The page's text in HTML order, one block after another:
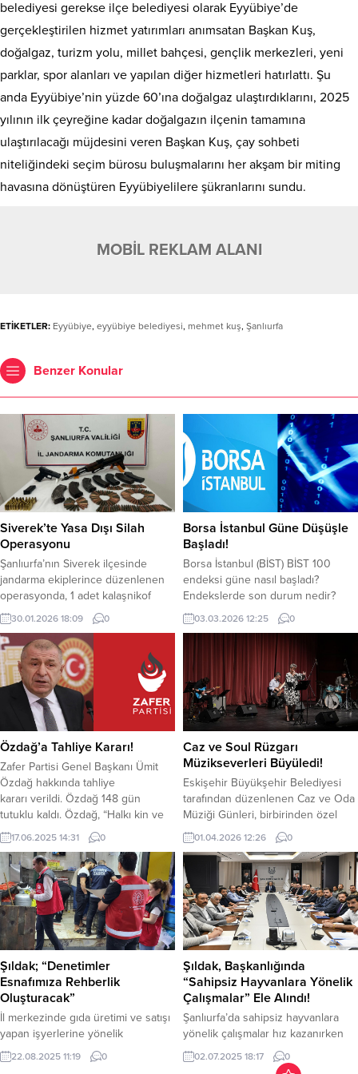
belediyesi gerekse ilçe belediyesi olarak Eyyübiye’de
gerçekleştirilen hizmet yatırımları anımsatan Başkan Kuş,
doğalgaz, turizm yolu, millet bahçesi, gençlik merkezleri, yeni
parklar, spor alanları ve yapılan diğer hizmetleri hatırlattı. Şu
anda Eyyübiye’nin yüzde 60’ına doğalgaz ulaştırdıklarını, 2025
yılının ilk çeyreğine kadar doğalgazın ilçenin tamamına
ulaştırılacağı müjdesini veren Başkan Kuş, çay sohbeti
niteliğindeki seçim bürosu buluşmalarını her akşam bir miting
havasına dönüştüren Eyyübiyelilere şükranlarını sundu.
MOBİL REKLAM ALANI
ETİKETLER: Eyyübiye, eyyübiye belediyesi, mehmet kuş, Şanlıurfa
Benzer Konular
Siverek’te Yasa Dışı Silah
Operasyonu
Şanlıurfa’nın Siverek ilçesinde
jandarma ekiplerince düzenlenen
operasyonda, 1 adet kalaşnikof
piyade tüfeği, ruhsatsız tabanca ve
çok sayıda mühimmat ele geçirildi.
Olayla ilgili 2 şüpheli hakkında adli
işlem başlatıldı. Şanlıurfa İl
Jandarma Komutanlığı tarafından
“Yasa Dışı ve Ruhsatsız
Silahlanmayla Mücadele
Kapsamında” yürütülen çalışmalar
kapsamında, 29 Ocak 2026
tarihinde Siverek ilçesi Karacadağ...
30.01.2026 18:09 0
Borsa İstanbul Güne Düşüşle
Başladı!
Borsa İstanbul (BİST) BİST 100
endeksi güne nasıl başladı?
Endekslerde son durum nedir?
Haftanın ikinci işlem gününde,
Borsa İstanbul BİST 100 endeksi
güne düşüşle başladı. BİST 100
endeksi güne yaklaşık yüzde 0,38
azalışla 13.296,03 puandan başladı.
BİST 100 endeksi önceki gün
kapanışı 13.346,43 puandan yaptı.
BİST 100 endeksi saat 12.23...
03.03.2026 12:25 0
Özdağ’a Tahliye Kararı!
Zafer Partisi Genel Başkanı Ümit
Özdağ hakkında tahliye
kararı verildi. Özdağ 148 gün
tutuklu kaldı. Özdağ, “Halkı kin ve
düşmanlığa alenen tahrik
etme” suçlamasıyla 148 gün önce
tutuklanmıştı. Bugün ikinci kez
hakim karşısına çıkan Özdağ,
hakkında tahliye kararı verildi.
İstanbul 18. Asliye Ceza
Mahkemesi, Tutuklu olan
Özdağ’a, 2 yıl 4 ay 3 gün...
17.06.2025 14:31 0
Caz ve Soul Rüzgarı
Müzikseverleri Büyüledi!
Eskişehir Büyükşehir Belediyesi
tarafından düzenlenen Caz ve Oda
Müziği Günleri, birbirinden özel
konserlerle sanatseverleri
buluşturmaya devam ediyor.
Etkinlikler kapsamında sahne alan
Sinem İslamoğlu ve Unisoul grubu,
performanslarıyla izleyicilere
unutulmaz bir akşam yaşattı.
Vokalde Sinem İslamoğlu’na;
gitarda Onur Aymergen,
saksafonda Burak Yücesoy, bas
gitarda Ulaş Başkaya ve davulda
Serkan Alagök eşlik...
01.04.2026 12:26 0
Şıldak; “Denetimler
Esnafımıza Rehberlik
Oluşturacak”
İl merkezinde gıda üretimi ve satışı
yapan işyerlerine yönelik
denetimler olumlu sonuçlar
vermeye başladı. Şanlıurfa
22.08.2025 11:19 0
Şıldak, Başkanlığında
“Sahipsiz Hayvanlara Yönelik
Çalışmalar” Ele Alındı!
Şanlıurfa’da sahipsiz hayvanlara
yönelik çalışmalar hız kazanırken
konuya ilişkin değerlendirme
toplantısı ilgili tüm kuruluşların
02.07.2025 18:17 0